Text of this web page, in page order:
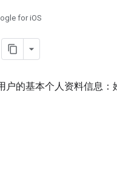
for iOS
户的基本个人资料信息